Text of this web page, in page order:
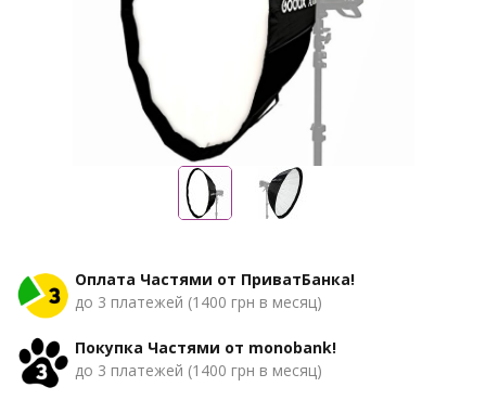
Оплата Частями от ПриватБанка!
до 3 платежей (1400 грн в месяц)
Покупка Частями от monobank!
до 3 платежей (1400 грн в месяц)